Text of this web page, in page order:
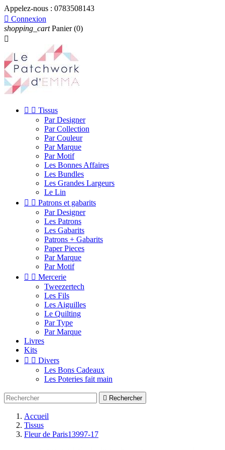
Appelez-nous : 0783508143
 Connexion
shopping_cart Panier (0)

  Tissus
Par Designer
Par Collection
Par Couleur
Par Marque
Par Motif
Les Bonnes Affaires
Les Bundles
Les Grandes Largeurs
Le Lin
  Patrons et gabarits
Par Designer
Les Patrons
Les Gabarits
Patrons + Gabarits
Paper Pieces
Par Marque
Par Motif
  Mercerie
Tweezertech
Les Fils
Les Aiguilles
Le Quilting
Par Type
Par Marque
Livres
Kits
  Divers
Les Bons Cadeaux
Les Poteries fait main
 Rechercher
Accueil
Tissus
Fleur de Paris13997-17